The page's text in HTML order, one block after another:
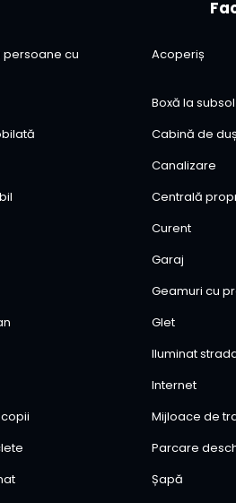
sau programarea unei
persoane cu
Acoperiș
Boxă la subsol
Cabină de duș
Canalizare
Centrală
Curent
Garaj
Geamuri cu
Glet
Iluminat
Internet
Mijloace de
Parcare
Șapă